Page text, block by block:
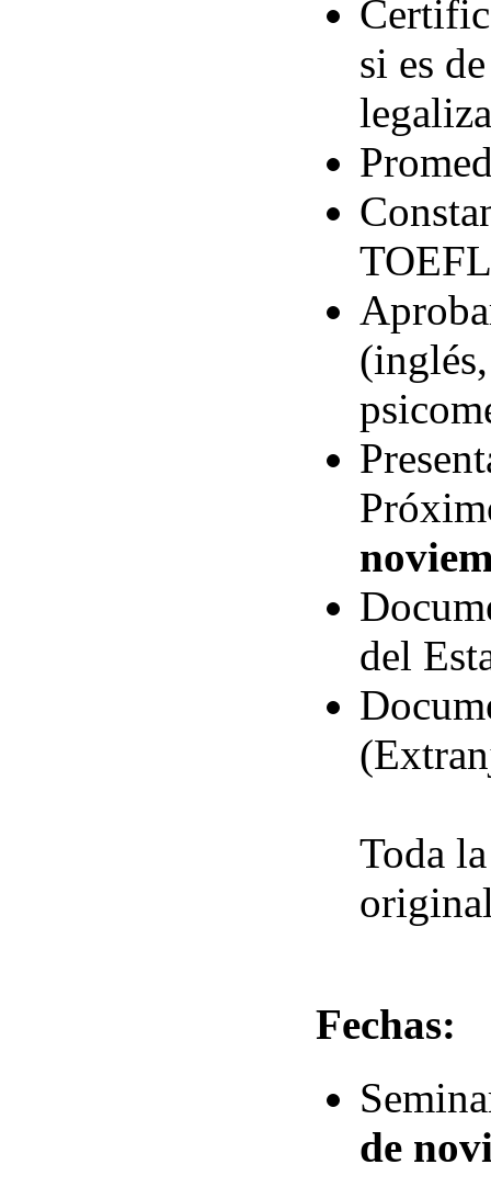
si es
del
Toda
Fechas:
de